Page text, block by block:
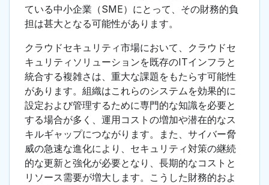
ている中小企業（SME）にとって、その財務的負
担は甚大となる可能性があります。
クラウドセキュリティ市場において、クラウドセ
キュリティソリューションを既存のITインフラと
統合する複雑さは、重大な課題をもたらす可能性
があります。組織はこれらのシステムを効果的に
設定および管理するために専門的な知識を必要と
する場合が多く、運用コストの増加や潜在的なス
キルギャップにつながります。また、サイバー脅
威の急速な進化により、セキュリティ対策の継続
的な更新と強化が必要となり、長期的なコストと
リソース需要が増大します。こうした財務的およ